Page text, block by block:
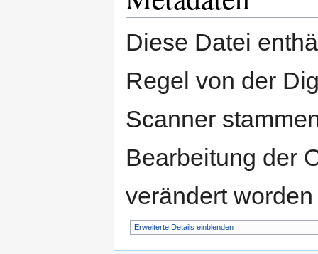
Diese Datei
Regel von der
Scanner
Bearbeitung der
verändert
Erweiterte Details einblenden